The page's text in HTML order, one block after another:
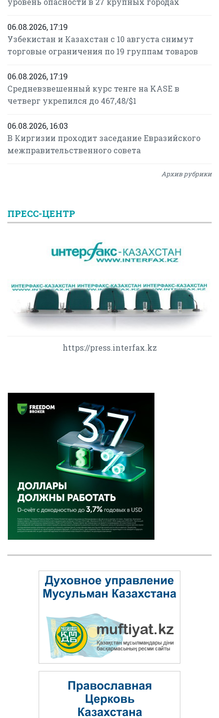
06.08.2026, 17:19
Узбекистан и Казахстан с 10 августа снимут
торговые ограничения по 19 группам товаров
06.08.2026, 17:19
Средневзвешенный курс тенге на KASE в
четверг укрепился до 467,48/$1
06.08.2026, 16:03
В Киргизии проходит заседание Евразийского
межправительственного совета
Архив рубрики
ПРЕСС-ЦЕНТР
https://press.interfax.kz